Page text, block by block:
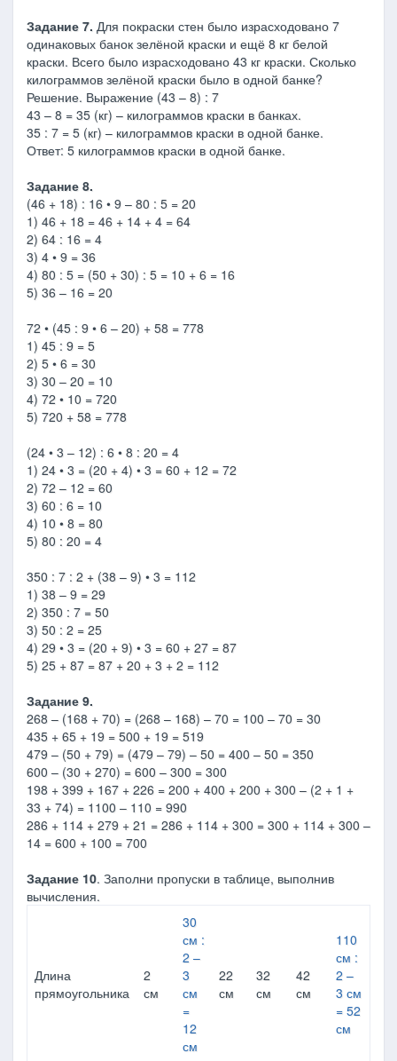
Задание 7. Для покраски стен было израсходовано 7
одинаковых банок зелёной краски и ещё 8 кг белой
краски. Всего было израсходовано 43 кг краски. Сколько
килограммов зелёной краски было в одной банке?
Решение. Выражение (43 – 8) : 7
43 – 8 = 35 (кг) – килограммов краски в банках.
35 : 7 = 5 (кг) – килограммов краски в одной банке.
Ответ: 5 килограммов краски в одной банке.
Задание 8.
(46 + 18) : 16 • 9 – 80 : 5 = 20
1) 46 + 18 = 46 + 14 + 4 = 64
2) 64 : 16 = 4
3) 4 • 9 = 36
4) 80 : 5 = (50 + 30) : 5 = 10 + 6 = 16
5) 36 – 16 = 20
72 • (45 : 9 • 6 – 20) + 58 = 778
1) 45 : 9 = 5
2) 5 • 6 = 30
3) 30 – 20 = 10
4) 72 • 10 = 720
5) 720 + 58 = 778
(24 • 3 – 12) : 6 • 8 : 20 = 4
1) 24 • 3 = (20 + 4) • 3 = 60 + 12 = 72
2) 72 – 12 = 60
3) 60 : 6 = 10
4) 10 • 8 = 80
5) 80 : 20 = 4
350 : 7 : 2 + (38 – 9) • 3 = 112
1) 38 – 9 = 29
2) 350 : 7 = 50
3) 50 : 2 = 25
4) 29 • 3 = (20 + 9) • 3 = 60 + 27 = 87
5) 25 + 87 = 87 + 20 + 3 + 2 = 112
Задание 9.
268 – (168 + 70) = (268 – 168) – 70 = 100 – 70 = 30
435 + 65 + 19 = 500 + 19 = 519
479 – (50 + 79) = (479 – 79) – 50 = 400 – 50 = 350
600 – (30 + 270) = 600 – 300 = 300
198 + 399 + 167 + 226 = 200 + 400 + 200 + 300 – (2 + 1 +
33 + 74) = 1100 – 110 = 990
286 + 114 + 279 + 21 = 286 + 114 + 300 = 300 + 114 + 300 –
14 = 600 + 100 = 700
Задание 10. Заполни пропуски в таблице, выполнив
вычисления.
Длина
прямоугольника
2
см
30
см :
2 –
3
см
=
12
см
22
см
32
см
42
см
110
см :
2 –
3 см
= 52
см